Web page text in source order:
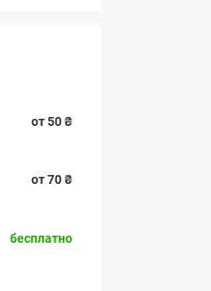
от 50 ₴
от 70 ₴
бесплатно